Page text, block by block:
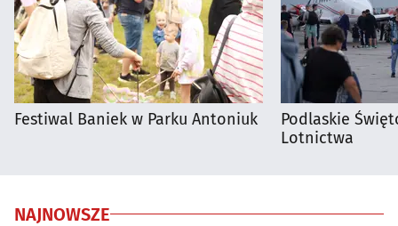
Festiwal Baniek w Parku Antoniuk
Podlaskie
Lotnictwa
NAJNOWSZE